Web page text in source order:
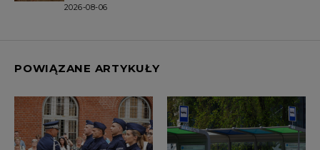
2026-08-06
POWIĄZANE ARTYKUŁY